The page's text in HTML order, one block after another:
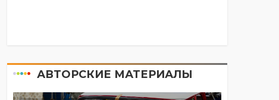
АВТОРСКИЕ МАТЕРИАЛЫ